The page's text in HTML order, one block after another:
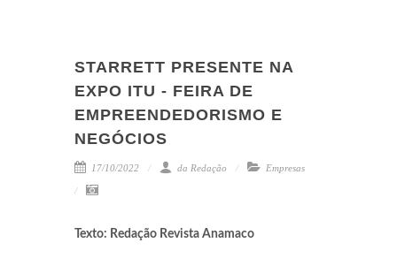
STARRETT PRESENTE NA
EXPO ITU - FEIRA DE
EMPREENDEDORISMO E
NEGÓCIOS
17/10/2022 da Redação Empresas
Texto: Redação Revista Anamaco